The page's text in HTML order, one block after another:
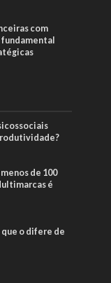
com
fundamental
de 100
é
o difere de